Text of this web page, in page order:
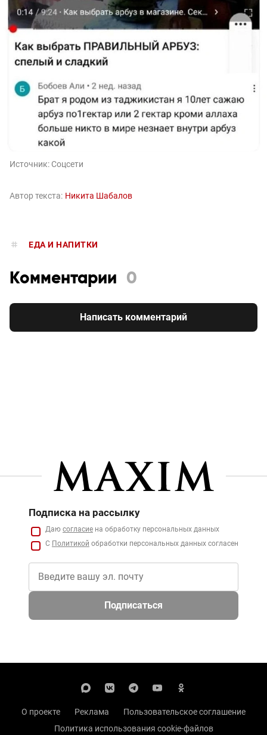
Источник: Соцсети
Автор текста: Никита Шабалов
ЕДА И НАПИТКИ
Комментарии 0
Написать комментарий
Подписка на рассылку
Даю согласие на обработку персональных данных
С Политикой обработки персональных данных согласен
Подписаться
О проекте Реклама
Пользовательское соглашение
Политика использования cookie-файлов